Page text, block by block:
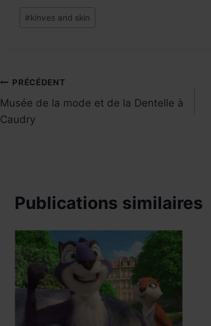
Étiquettes
de
#kinves and skin
Navigation
de
PRÉCÉDENT
Musée de la mode et de la Dentelle à
Caudry
Publications similaires